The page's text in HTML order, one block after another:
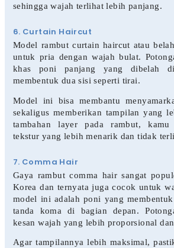
sehingga wajah terlihat lebih panjang.
6. Curtain Haircut
Model rambut curtain haircut atau
untuk pria dengan wajah bulat.
khas poni panjang yang dibelah
membentuk dua sisi seperti tirai.
Model ini bisa membantu
sekaligus memberikan tampilan yang
tambahan layer pada rambut, kamu
tekstur yang lebih menarik dan tidak
7. Comma Hair
Gaya rambut comma hair sangat
Korea dan ternyata juga cocok untuk
model ini adalah poni yang
tanda koma di bagian depan.
kesan wajah yang lebih proporsional
Agar tampilannya lebih maksimal,